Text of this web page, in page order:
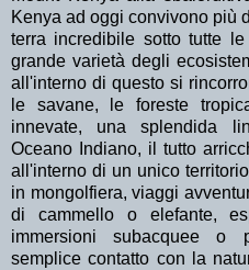
Kenya ad oggi convivono più
terra incredibile sotto tutte
grande varietà degli
all'interno di questo si
le savane, le foreste
innevate, una splendida
Oceano Indiano, il tutto
all'interno di un unico
in mongolfiera, viaggi
di cammello o elefante,
immersioni subacquee o
semplice contatto con la